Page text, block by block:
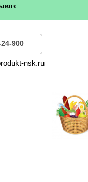
900
nsk.ru